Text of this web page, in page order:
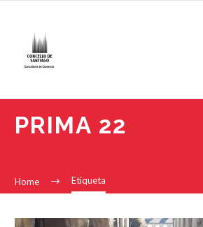
PRIMA 22
Home Etiqueta